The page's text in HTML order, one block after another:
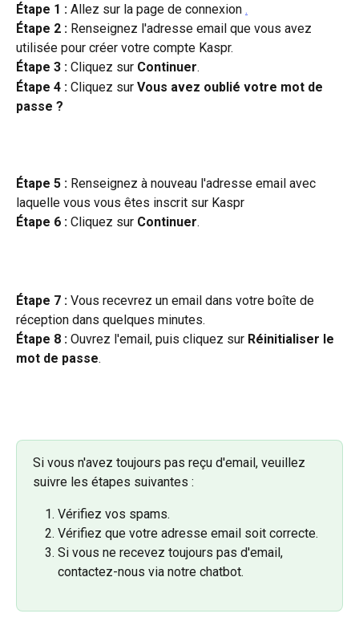
Étape 1 : Allez sur la page de connexion .
Étape 2 : Renseignez l'adresse email que vous avez
utilisée pour créer votre compte Kaspr.
Étape 3 : Cliquez sur Continuer.
Étape 4 : Cliquez sur Vous avez oublié votre mot de
passe ?
Étape 5 : Renseignez à nouveau l'adresse email avec
laquelle vous vous êtes inscrit sur Kaspr
Étape 6 : Cliquez sur Continuer.
Étape 7 : Vous recevrez un email dans votre boîte de
réception dans quelques minutes.
Étape 8 : Ouvrez l'email, puis cliquez sur Réinitialiser le
mot de passe.
Si vous n'avez toujours pas reçu d'email, veuillez
suivre les étapes suivantes :
Vérifiez vos spams.
Vérifiez que votre adresse email soit correcte.
Si vous ne recevez toujours pas d'email,
contactez-nous via notre chatbot.